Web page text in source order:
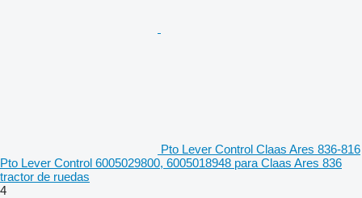
Pto Lever Control Claas Ares 836-816
Pto Lever Control 6005029800, 6005018948 para Claas Ares 836
tractor de ruedas
4